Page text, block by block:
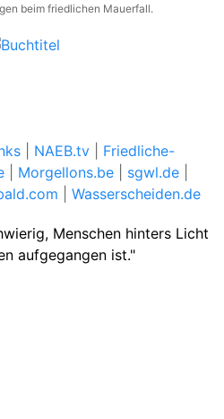
beim friedlichen Mauerfall.
NAEB.tv
Friedliche-
Morgellons.be sgwl.de
Wasserscheiden.de
Menschen hinters Licht
aufgegangen ist."